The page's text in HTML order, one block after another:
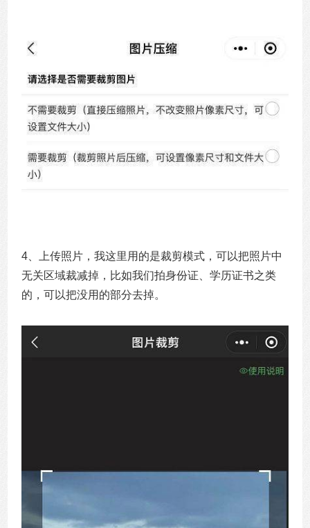
4、上传照片，我这里用的是裁剪模式，可以把照片中
无关区域裁减掉，比如我们拍身份证、学历证书之类
的，可以把没用的部分去掉。